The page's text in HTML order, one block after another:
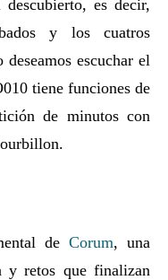
es decir,
y los cuatros
escuchar el
tiene funciones de
de minutos con
deCorum, una
y retos que finalizan